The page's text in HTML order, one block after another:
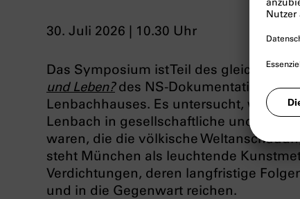
30. Juli 2026 | 10.30 Uhr
Das Symposium ist Teil des
und Leben?des NS-
Lenbachhauses. Es untersucht, wie
Lenbach in gesellschaftliche und
waren, die die völkische
steht München als leuchtende
Verdichtungen, deren langfristige
und in die Gegenwart reichen.